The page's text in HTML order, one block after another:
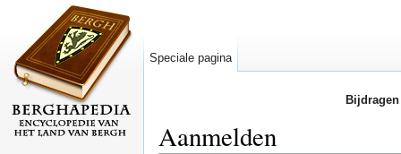
Aanmelden
Speciale pagina